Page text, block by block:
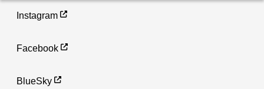
Instagram
Facebook
BlueSky